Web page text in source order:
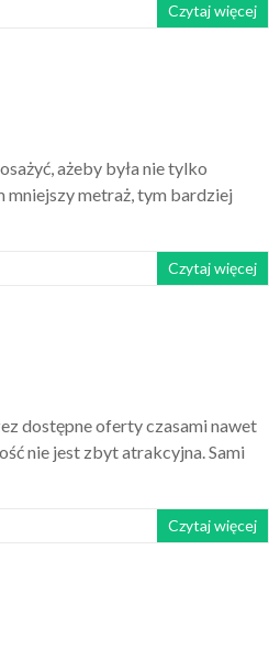
Czytaj więcej
ażeby była nie tylko
mniejszy metraż, tym bardziej
Czytaj więcej
dostępne oferty czasami nawet
nie jest zbyt atrakcyjna. Sami
Czytaj więcej